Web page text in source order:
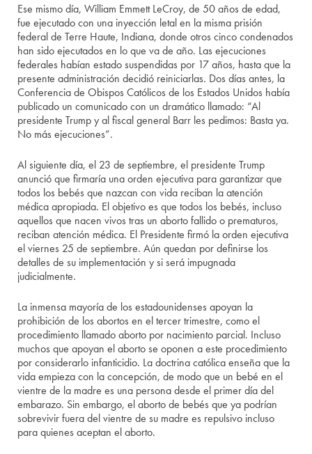
Ese mismo día, William Emmett LeCroy, de 50 años de edad,
fue ejecutado con una inyección letal en la misma prisión
federal de Terre Haute, Indiana, donde otros cinco condenados
han sido ejecutados en lo que va de año. Las ejecuciones
federales habían estado suspendidas por 17 años, hasta que la
presente administración decidió reiniciarlas. Dos días antes, la
Conferencia de Obispos Católicos de los Estados Unidos había
publicado un comunicado con un dramático llamado: “Al
presidente Trump y al fiscal general Barr les pedimos: Basta ya.
No más ejecuciones”.
Al siguiente día, el 23 de septiembre, el presidente Trump
anunció que firmaría una orden ejecutiva para garantizar que
todos los bebés que nazcan con vida reciban la atención
médica apropiada. El objetivo es que todos los bebés, incluso
aquellos que nacen vivos tras un aborto fallido o prematuros,
reciban atención médica. El Presidente firmó la orden ejecutiva
el viernes 25 de septiembre. Aún quedan por definirse los
detalles de su implementación y si será impugnada
judicialmente.
La inmensa mayoría de los estadounidenses apoyan la
prohibición de los abortos en el tercer trimestre, como el
procedimiento llamado aborto por nacimiento parcial. Incluso
muchos que apoyan el aborto se oponen a este procedimiento
por considerarlo infanticidio. La doctrina católica enseña que la
vida empieza con la concepción, de modo que un bebé en el
vientre de la madre es una persona desde el primer día del
embarazo. Sin embargo, el aborto de bebés que ya podrían
sobrevivir fuera del vientre de su madre es repulsivo incluso
para quienes aceptan el aborto.